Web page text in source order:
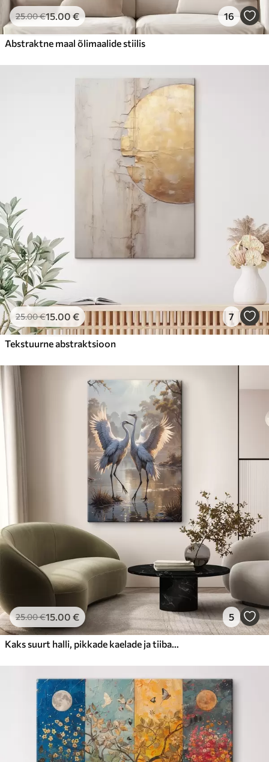
25.00€15.00€ 16
Abstraktne maal õlimaalide stiilis
25.00€15.00 € 7
Tekstuurne abstraktsioon
25.00€15.00 € 5
Kaks suurt halli, pikkade kaelade ja tiibadega kraanat, mis seisavad puudest ümbritsetud udujärves